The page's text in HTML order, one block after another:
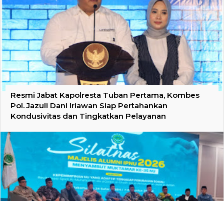
Resmi Jabat Kapolresta Tuban Pertama, Kombes
Pol. Jazuli Dani Iriawan Siap Pertahankan
Kondusivitas dan Tingkatkan Pelayanan